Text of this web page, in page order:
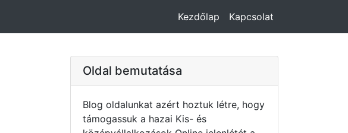
Kezdőlap Kapcsolat
Oldal bemutatása
Blog oldalunkat azért hoztuk létre, hogy
támogassuk a hazai Kis- és